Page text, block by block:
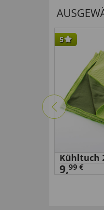
“je suis ravi
Prima
. vom
“Zitten goed”
hilfreich (0)
hilfreich (
5
Kühltuch
9,99 €